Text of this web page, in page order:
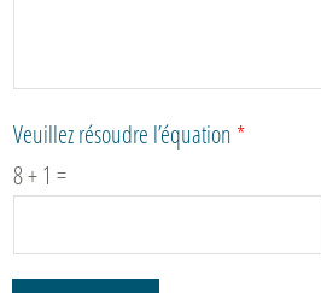
Veuillez résoudre l’équation *
8+1 =